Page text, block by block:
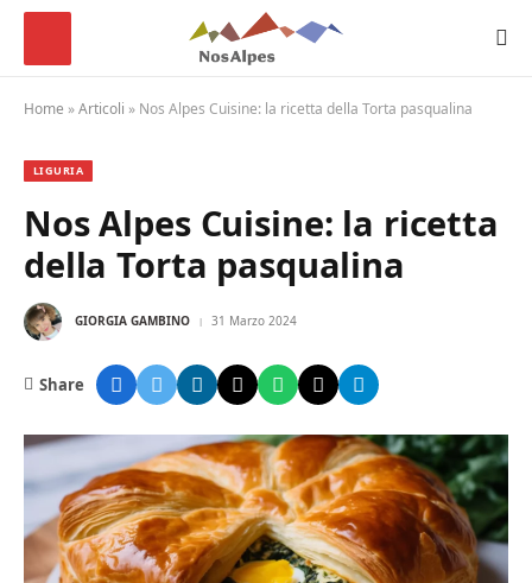
Home »Articoli » Nos Alpes Cuisine: la ricetta della Torta pasqualina
LIGURIA
Nos Alpes Cuisine: la ricetta
della Torta pasqualina
GIORGIA GAMBINO 31 Marzo 2024
Share